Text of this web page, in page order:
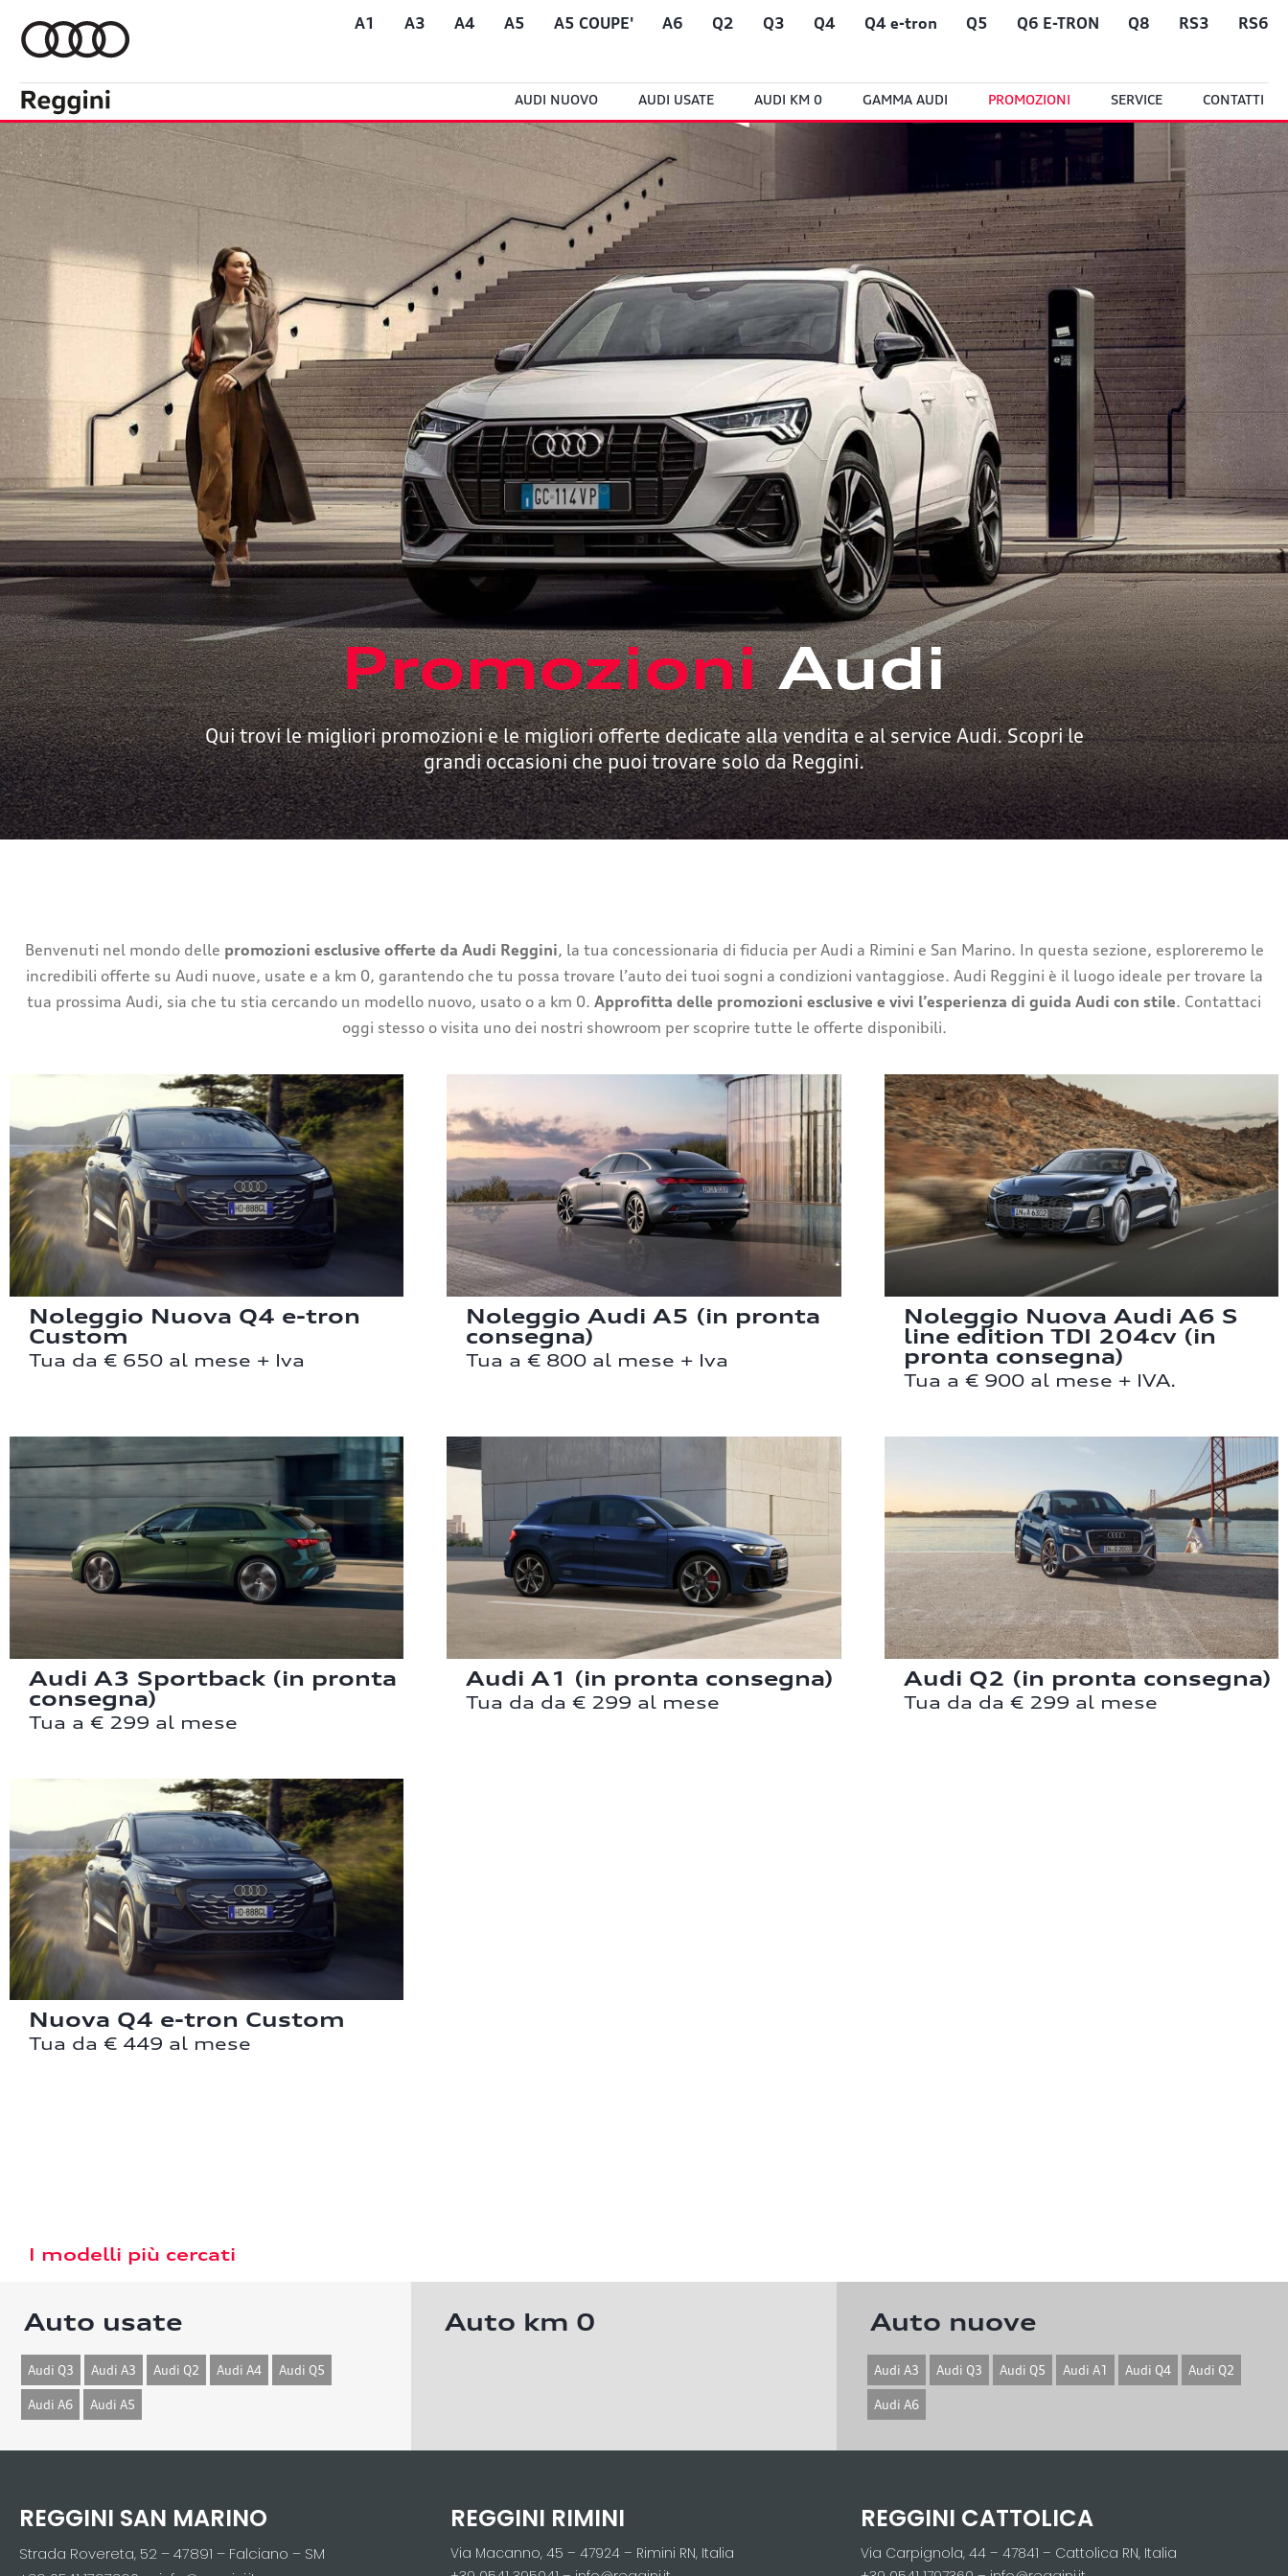
A1 A3 A4 A5 A5 COUPE' A6 Q2 Q3 Q4 Q4 e-tron Q5 Q6 E-TRON Q8 RS3 RS6
AUDI NUOVO AUDI USATE AUDI KM 0 GAMMA AUDI PROMOZIONI SERVICE CONTATTI
PromozioniAudi
Qui trovi le migliori promozioni e le migliori offerte dedicate alla vendita e al service Audi. Scopri le
grandi occasioni che puoi trovare solo da Reggini.
Benvenuti nel mondo delle promozioni esclusive offerte da Audi Reggini, la tua concessionaria di fiducia per Audi a Rimini e San Marino. In questa sezione, esploreremo le
incredibili offerte su Audi nuove, usate e a km 0, garantendo che tu possa trovare l’auto dei tuoi sogni a condizioni vantaggiose. Audi Reggini è il luogo ideale per trovare la
tua prossima Audi, sia che tu stia cercando un modello nuovo, usato o a km 0. Approfitta delle promozioni esclusive e vivi l’esperienza di guida Audi con stile. Contattaci
oggi stesso o visita uno dei nostri showroom per scoprire tutte le offerte disponibili.
Noleggio Nuova Q4 e-tron
Custom
Tua da € 650 al mese + Iva
Noleggio Audi A5 (in pronta
consegna)
Tua a € 800 al mese + Iva
Noleggio Nuova Audi A6 S
line edition TDI 204cv (in
pronta consegna)
Tua a € 900 al mese + IVA.
Audi A3 Sportback (in pronta
consegna)
Tua a € 299 al mese
Audi A1 (in pronta consegna)
Tua da da € 299 al mese
Audi Q2 (in pronta consegna)
Tua da da € 299 al mese
Nuova Q4 e-tron Custom
Tua da € 449 al mese
I modelli più cercati
Auto usate
Audi Q3 Audi A3 Audi Q2 Audi A4 Audi Q5
Audi A6 Audi A5
Auto km 0 Auto nuove
Audi A3 Audi Q3 Audi Q5 Audi A1 Audi Q4 Audi Q2
Audi A6
REGGINI SAN MARINO
Strada Rovereta, 52 – 47891 – Falciano – SM
REGGINI RIMINI
Via Macanno, 45 – 47924 – Rimini RN, Italia
REGGINI CATTOLICA
Via Carpignola, 44 – 47841 – Cattolica RN, Italia